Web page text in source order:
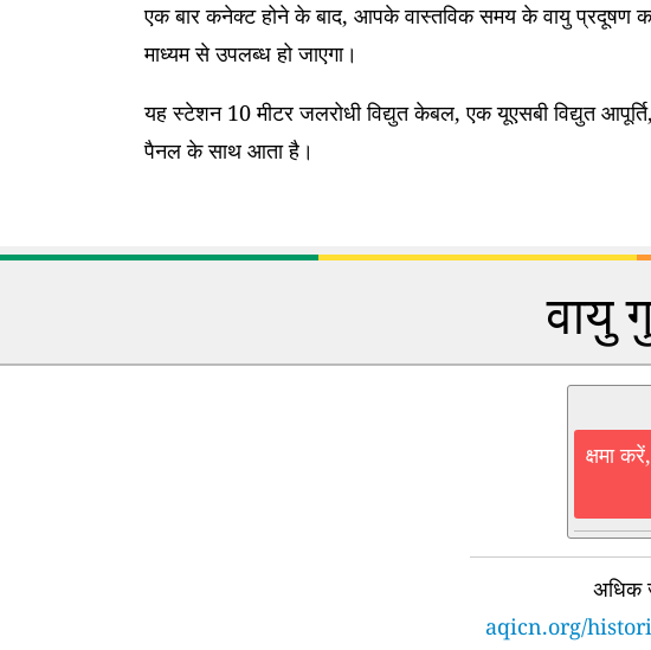
एक बार कनेक्ट होने के बाद, आपके वास्तविक समय के वायु प्रदूषण
माध्यम से उपलब्ध हो जाएगा।
यह स्टेशन 10 मीटर जलरोधी विद्युत केबल, एक यूएसबी विद्युत
पैनल के साथ आता है।
वायु
क्षमा
अधिक
aqicn.org/